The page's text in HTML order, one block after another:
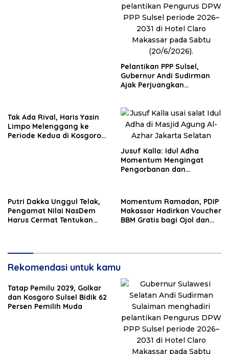
Pelantikan PPP Sulsel,
Gubernur Andi Sudirman
Ajak Perjuangkan
Tak Ada Rival, Haris Yasin
Limpo Melenggang ke
Periode Kedua di Kosgoro
Jusuf Kalla: Idul Adha
Momentum Mengingat
Pengorbanan dan
Putri Dakka Unggul Telak,
Pengamat Nilai NasDem
Harus Cermat Tentukan
Momentum Ramadan, PDIP
Makassar Hadirkan Voucher
BBM Gratis bagi Ojol dan
Rekomendasi untuk kamu
Tatap Pemilu 2029, Golkar
dan Kosgoro Sulsel Bidik 62
Persen Pemilih Muda